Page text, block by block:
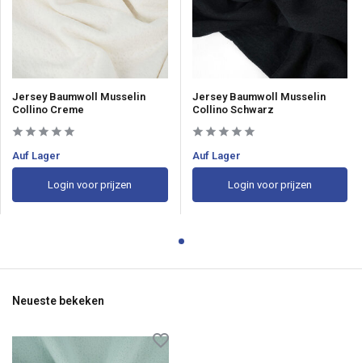
Jersey Baumwoll Musselin
Collino Creme
Auf Lager
Login voor prijzen
Jersey Baumwoll Musselin
Collino Schwarz
Auf Lager
Login voor prijzen
Neueste bekeken